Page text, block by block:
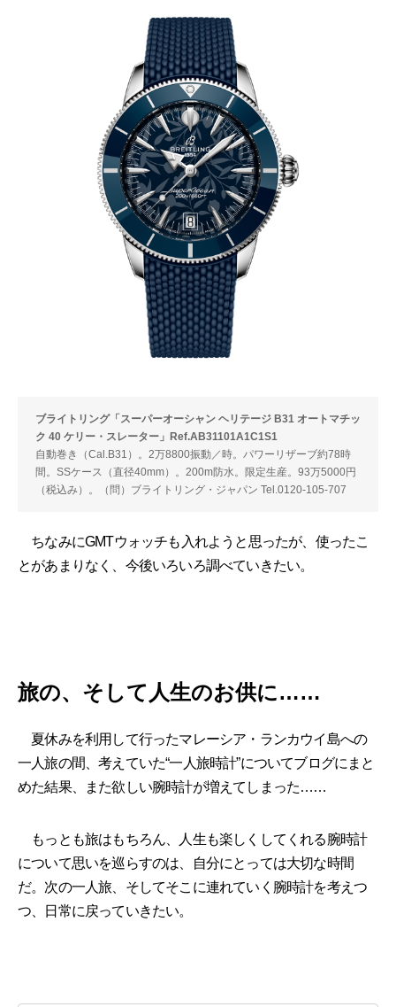
ブライトリング「スーパーオーシャン ヘリテージ B31 オートマチッ
ク 40 ケリー・スレーター」Ref.AB31101A1C1S1
自動巻き（Cal.B31）。2万8800振動／時。パワーリザーブ約78時
間。SSケース（直径40mm）。200m防水。限定生産。93万5000円
（税込み）。（問）ブライトリング・ジャパン Tel.0120-105-707
ちなみにGMTウォッチも入れようと思ったが、使ったこ
とがあまりなく、今後いろいろ調べていきたい。
旅の、そして人生のお供に……
夏休みを利用して行ったマレーシア・ランカウイ島への
一人旅の間、考えていた“一人旅時計”についてブログにまと
めた結果、また欲しい腕時計が増えてしまった……
もっとも旅はもちろん、人生も楽しくしてくれる腕時計
について思いを巡らすのは、自分にとっては大切な時間
だ。次の一人旅、そしてそこに連れていく腕時計を考えつ
つ、日常に戻っていきたい。